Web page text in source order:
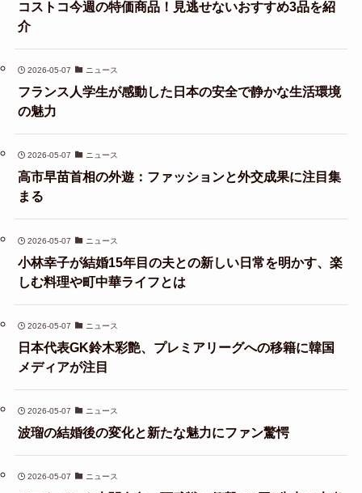
コストコ今週の特価商品！見逃せないおすすめ3品を紹
介
2026-05-07 ニュース
フランス人学生が感動した日本の安全で静かな生活環境
の魅力
2026-05-07 ニュース
高市早苗首相の外遊：ファッションと外交成果に注目集
まる
2026-05-07 ニュース
小林幸子が結婚15年目の夫との新しい日常を明かす、楽
しむ料理や町中華ライフとは
2026-05-07 ニュース
日本代表GK鈴木彩艶、プレミアリーグへの移籍に韓国
メディアが注目
2026-05-07 ニュース
波瑠の結婚後の変化と新たな魅力にファン驚愕
2026-05-07 ニュース